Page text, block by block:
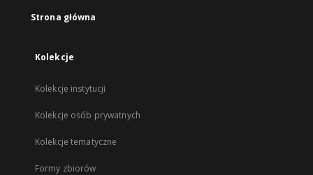
Strona główna
Kolekcje
Kolekcje instytucji
Kolekcje osób prywatnych
Kolekcje tematyczne
Formy zbiorów